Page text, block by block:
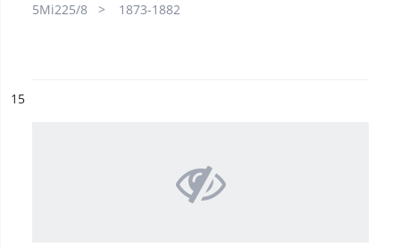
5Mi225/8
1873-1882
n°
15